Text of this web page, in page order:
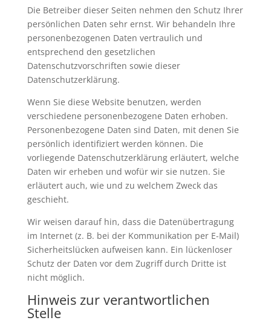
Die Betreiber dieser Seiten nehmen den Schutz Ihrer
persönlichen Daten sehr ernst. Wir behandeln Ihre
personenbezogenen Daten vertraulich und
entsprechend den gesetzlichen
Datenschutzvorschriften sowie dieser
Datenschutzerklärung.
Wenn Sie diese Website benutzen, werden
verschiedene personenbezogene Daten erhoben.
Personenbezogene Daten sind Daten, mit denen Sie
persönlich identifiziert werden können. Die
vorliegende Datenschutzerklärung erläutert, welche
Daten wir erheben und wofür wir sie nutzen. Sie
erläutert auch, wie und zu welchem Zweck das
geschieht.
Wir weisen darauf hin, dass die Datenübertragung
im Internet (z. B. bei der Kommunikation per E-Mail)
Sicherheitslücken aufweisen kann. Ein lückenloser
Schutz der Daten vor dem Zugriff durch Dritte ist
nicht möglich.
Hinweis zur verantwortlichen
Stelle